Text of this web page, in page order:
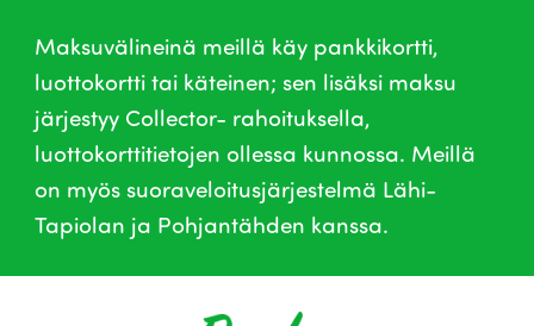
Maksuvälineinä meillä käy pankkikortti,
luottokortti tai käteinen; sen lisäksi maksu
järjestyy Collector- rahoituksella,
luottokorttitietojen ollessa kunnossa. Meillä
on myös suoraveloitusjärjestelmä Lähi-
Tapiolan ja Pohjantähden kanssa.